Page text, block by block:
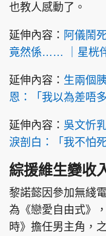
親子王
頭條搵工
關於我們
聯絡我們
隱私政策聲明
Copyright © 東周
也教人感動了。
延伸內容： 阿儀鬧
竟然係…… ｜星桄
延伸內容： 生兩個
恩：「我以為差唔
延伸內容： 吳文忻
淚剖白：「我不怕
綜援維生變收
黎諾懿因參加無綫
為《戀愛自由式》
時》擔任男主角，